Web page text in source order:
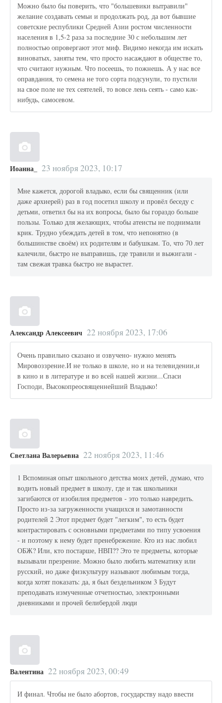
Можно было бы поверить, что "большевики вытравили"
желание создавать семьи и продолжать род, да вот бывшие
советские республики Средней Азии ростом численности
населения в 1,5-2 раза за последние 30 с небольшим лет
полностью опровергают этот миф. Видимо некогда им искать
виноватых, заняты тем, что просто насаждают в обществе то,
что считают нужным. Что посеешь, то пожнешь. А у нас все
оправдания, то семена не того сорта подсунули, то пустили
на свое поле не тех сеятелей, то вовсе лень сеять - само как-
нибудь, самосевом.
Иоанна_ 23 ноября 2023, 10:17
Мне кажется, дорогой владыко, если бы священник (или
даже архиерей) раз в год посетил школу и провёл беседу с
детьми, ответил бы на их вопросы, было бы гораздо больше
пользы. Только для желающих, чтобы атеисты не поднимали
крик. Трудно убеждать детей в том, что непонятно (в
большинстве своём) их родителям и бабушкам. То, что 70 лет
калечили, быстро не выправишь, где травили и выжигали -
там свежая травка быстро не вырастет.
Александр Алексеевич 22 ноября 2023, 17:06
Очень правильно сказано и озвучено- нужно менять
Мировоззрение.И не только в школе, но и на телевидении,и
в кино и в литературе и во всей нашей жизни...Спаси
Господи, Высокопреосвященнейший Владыко!
Светлана Валерьевна 22 ноября 2023, 11:46
1 Вспоминая опыт школьного детства моих детей, думаю, что
водить новый предмет в школу, где и так школьники
загибаются от изобилия предметов - это только навредить.
Просто из-за загруженности учащихся и замотанности
родителей 2 Этот предмет будет "легким", то есть будет
контрастировать с основными предметами по типу усвоения
- и поэтому к нему будет пренебрежение. Кто из нас любил
ОБЖ? Или, кто постарше, НВП?? Это те предметы, которые
вызывали презрение. Можно было любить математику или
русский, но даже физкультуру называют любимым тогда,
когда хотят показать: да, я был бездельником 3 Будут
преподавать измученные отчетностью, электронными
дневниками и прочей белибердой люди
Валентина 22 ноября 2023, 00:49
И финал. Чтобы не было абортов, государству надо ввести